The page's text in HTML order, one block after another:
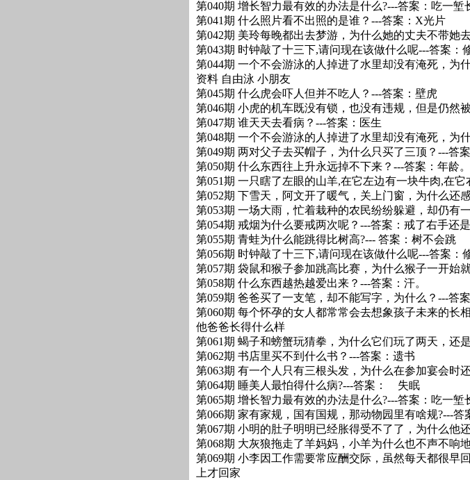
第040期 增长智力最有效的办法是什么?---答案：吃一堑
第041期 什么照片看不出照的是谁？---答案：X光片
第042期 美玲每晚都出去梦游，为什么她的丈夫不带她
第043期 时钟敲了十三下,请问现在该做什么呢---答案：
第044期 一个不会游泳的人掉进了水里却没有淹死，为
资料 自由泳 小朋友
第045期 什么虎会吓人但并不吃人？---答案：壁虎
第046期 小虎的机车既没有锁，也没有违规，但是仍然
第047期 谁天天去看病？---答案：医生
第048期 一个不会游泳的人掉进了水里却没有淹死，为
第049期 两对父子去买帽子，为什么只买了三顶？---答
第050期 什么东西往上升永远掉不下来？---答案：年龄。
第051期 一只瞎了左眼的山羊,在它左边有一块牛肉,在
第052期 下雪天，阿文开了暖气，关上门窗，为什么还
第053期 一场大雨，忙着栽种的农民纷纷躲避，却仍有
第054期 戒烟为什么要戒两次呢？---答案：戒了右手还
第055期 青蛙为什么能跳得比树高?--- 答案：树不会跳
第056期 时钟敲了十三下,请问现在该做什么呢---答案：
第057期 袋鼠和猴子参加跳高比赛，为什么猴子一开始
第058期 什么东西越热越爱出来？---答案：汗。
第059期 爸爸买了一支笔，却不能写字，为什么？---答
第060期 每个怀孕的女人都常常会去想象孩子未来的长
他爸爸长得什么样
第061期 蝎子和螃蟹玩猜拳，为什么它们玩了两天，还
第062期 书店里买不到什么书？---答案：遗书
第063期 有一个人只有三根头发，为什么在参加宴会时
第064期 睡美人最怕得什么病?---答案： 失眠
第065期 增长智力最有效的办法是什么?---答案：吃一堑
第066期 家有家规，国有国规，那动物园里有啥规?---答
第067期 小明的肚子明明已经胀得受不了了，为什么他
第068期 大灰狼拖走了羊妈妈，小羊为什么也不声不响
第069期 小李因工作需要常应酬交际，虽然每天都很早
上才回家